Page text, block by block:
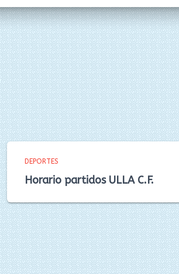
DEPORTES
Horario partidos ULLA C.F.